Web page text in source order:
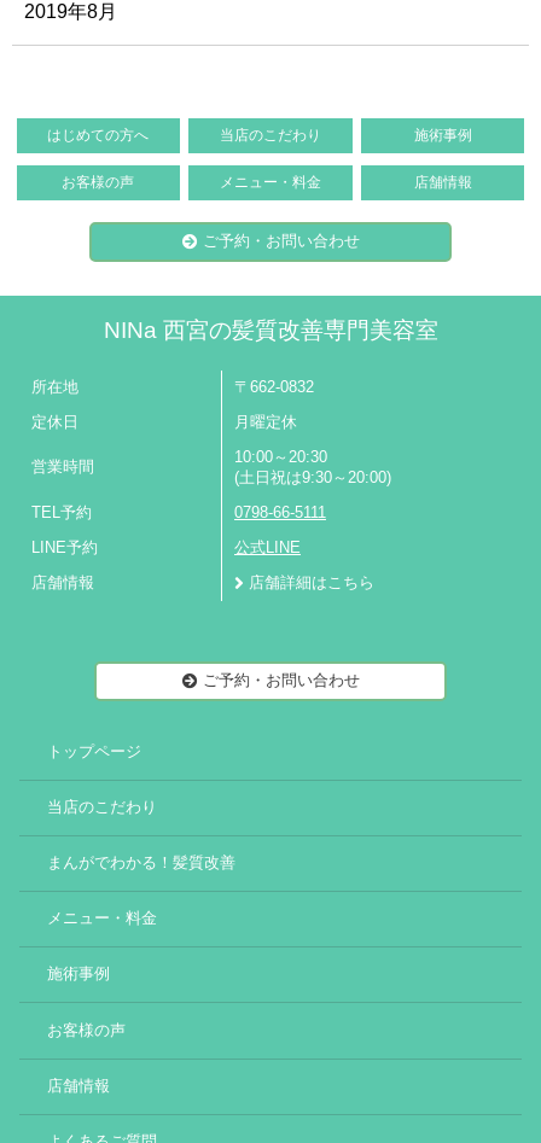
2019年8月
はじめての方へ 当店のこだわり 施術事例
お客様の声 メニュー・料金 店舗情報
ご予約・お問い合わせ
NINa 西宮の髪質改善専門美容室
所在地 〒662-0832
定休日 月曜定休
営業時間
10:00～20:30
(土日祝は9:30～20:00)
TEL予約 0798-66-5111
LINE予約 公式LINE
店舗情報 店舗詳細はこちら
ご予約・お問い合わせ
トップページ
当店のこだわり
まんがでわかる！髪質改善
メニュー・料金
施術事例
お客様の声
店舗情報